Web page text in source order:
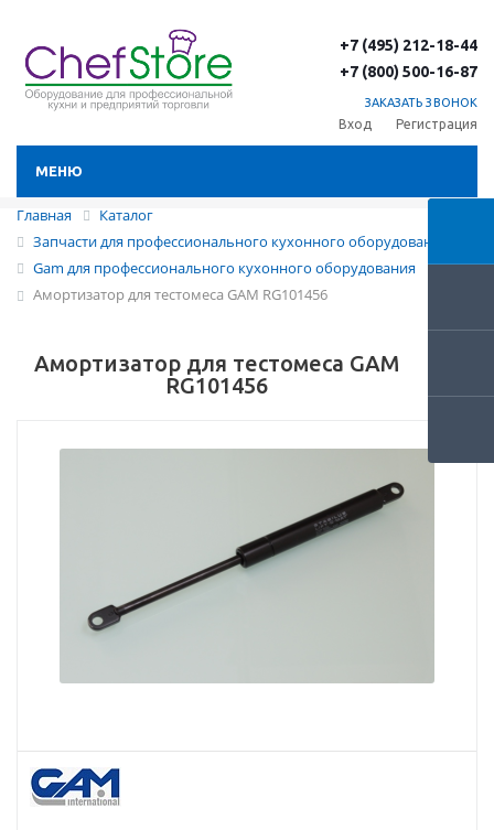
+7 (495) 212-18-44
+7 (800) 500-16-87
ЗАКАЗАТЬ ЗВОНОК
Вход Регистрация
МЕНЮ
Главная
Каталог
Запчасти для профессионального кухонного оборудования
Gam для профессионального кухонного оборудования
Амортизатор для тестомеса GAM RG101456
Амортизатор для тестомеса GAM
RG101456